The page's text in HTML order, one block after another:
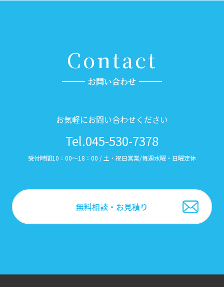
Contact
お問い合わせ
お気軽にお問い合わせください
Tel.045-530-7378
受付時間10：00～18：00 / 土・祝日営業/毎週水曜・日曜定休
無料相談・お見積り